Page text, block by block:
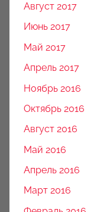
Август 2017
Июнь 2017
Май 2017
Апрель 2017
Ноябрь 2016
Октябрь 2016
Август 2016
Май 2016
Апрель 2016
Март 2016